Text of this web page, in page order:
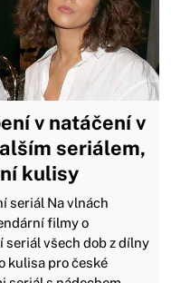
v natáčení v
seriálem,
kulisy
seriál Na vlnách
filmy o
všech dob z dílny
kulisa pro české